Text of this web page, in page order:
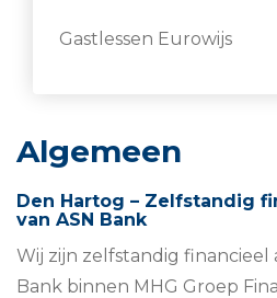
Gastlessen Eurowijs
Algemeen
Den Hartog – Zelfstandig
van ASN Bank
Wij zijn zelfstandig financieel
Bank binnen MHG Groep